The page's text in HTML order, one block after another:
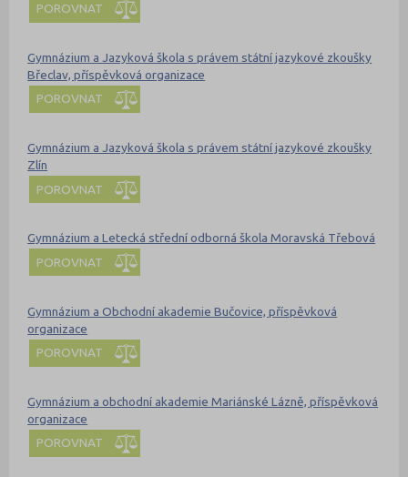
POROVNAT
Gymnázium a Jazyková škola s právem státní jazykové zkoušky
Břeclav, příspěvková organizace
POROVNAT
Gymnázium a Jazyková škola s právem státní jazykové zkoušky
Zlín
POROVNAT
Gymnázium a Letecká střední odborná škola Moravská Třebová
POROVNAT
Gymnázium a Obchodní akademie Bučovice, příspěvková
organizace
POROVNAT
Gymnázium a obchodní akademie Mariánské Lázně, příspěvková
organizace
POROVNAT